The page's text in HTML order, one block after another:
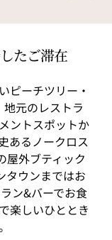
たご滞在
ピーチツリー・
元のレストラ
ントスポットか
あるノークロス
屋外ブティック
タウンまではお
ン&バーでお食
楽しいひととき